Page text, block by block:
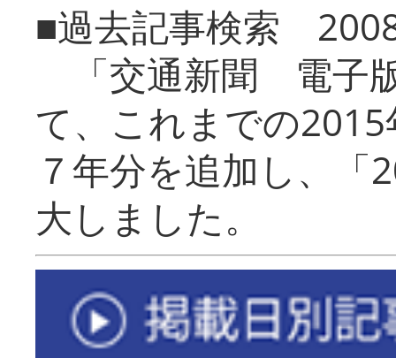
■過去記事検索
「交通新聞 電子
て、これまでの
７年分を追加し、「
大しまし